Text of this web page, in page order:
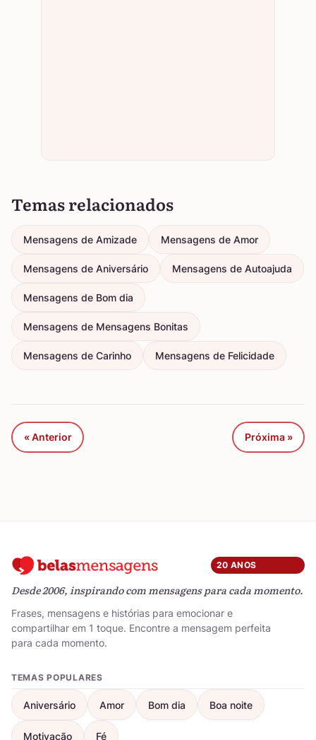
Temas relacionados
Mensagens de Amizade Mensagens de Amor
Mensagens de Aniversário Mensagens de Autoajuda
Mensagens de Bom dia
Mensagens de Mensagens Bonitas
Mensagens de Carinho Mensagens de Felicidade
« Anterior Próxima »
20 ANOS
Desde 2006, inspirando com mensagens para cada momento.
Frases, mensagens e histórias para emocionar e
compartilhar em 1 toque. Encontre a mensagem perfeita
para cada momento.
TEMAS POPULARES
Aniversário Amor Bom dia Boa noite
Motivação Fé